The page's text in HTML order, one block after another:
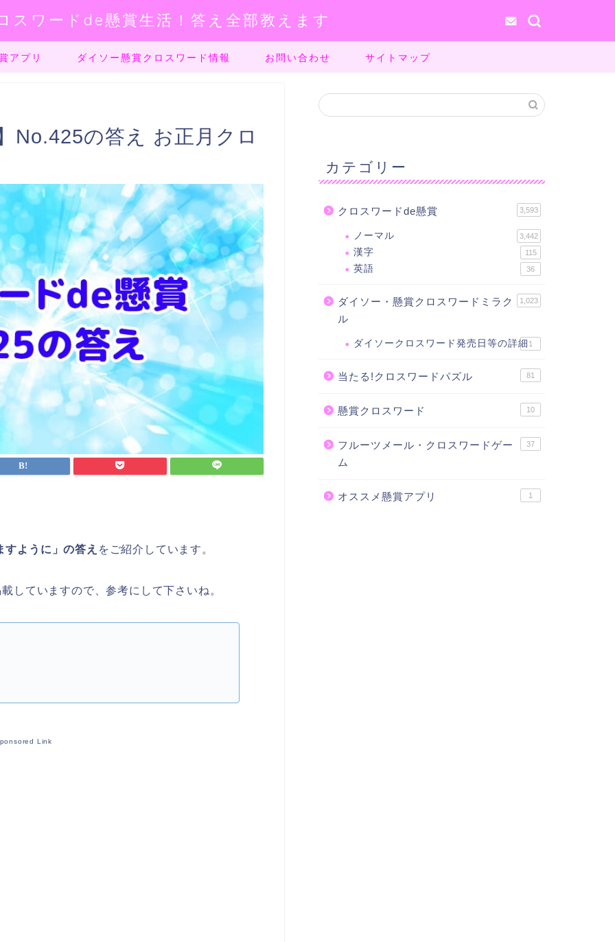
スワードde懸賞生活！答え全部教えます
アプリ ダイソー懸賞クロスワード情報 お問い合わせ サイトマップ
No.425の答え お正月クロ
ように」の答え をご紹介しています。
していますので、参考にして下さいね。
Link
カテゴリー
クロスワードde懸賞 3,593
ノーマル 3,442
漢字 115
英語 36
ダイソー・懸賞クロスワードミラク
ル
1,023
ダイソークロスワード発売日等の詳細 1
当たる!クロスワードパズル 81
懸賞クロスワード 10
フルーツメール・クロスワードゲー
ム
37
オススメ懸賞アプリ 1